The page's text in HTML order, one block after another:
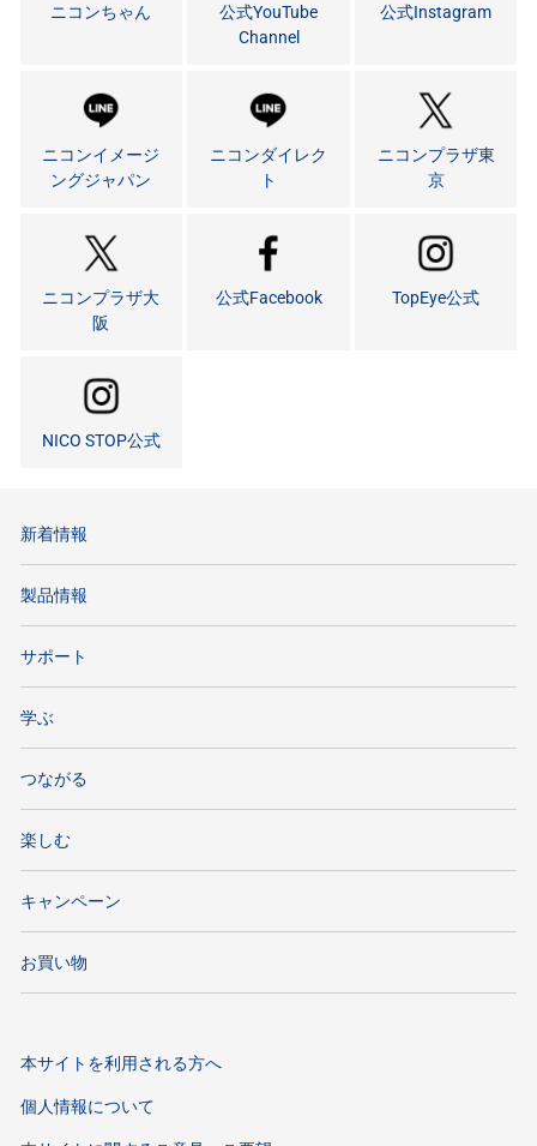
ニコンちゃん
公式YouTube
Channel
公式Instagram
ニコンイメージ
ングジャパン
ニコンダイレク
ト
ニコンプラザ東
京
ニコンプラザ大
阪
公式Facebook TopEye公式
NICO STOP公式
新着情報
製品情報
サポート
学ぶ
つながる
楽しむ
キャンペーン
お買い物
本サイトを利用される方へ
個人情報について